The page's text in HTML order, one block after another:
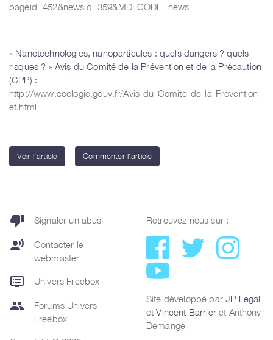
pageid=452&newsid=359&MDLCODE=news
« Nanotechnologies, nanoparticules : quels dangers ? quels
risques ? » Avis du Comité de la Prévention et de la Précaution
(CPP) :
http://www.ecologie.gouv.fr/Avis-du-Comite-de-la-Prevention-
et.html
Voir l'article Commenter l'article
thumb_down Signaler un abus
record_voice_over
Contacter le
webmaster
dvr Univers Freebox
group
Forums Univers
Freebox
Retrouvez nous sur :
Site développé parJP Legal
etVincent Barrieret Anthony
Demangel